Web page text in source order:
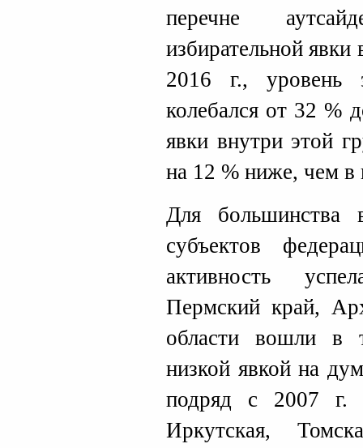
перечне
избирательной
2016 г., уровень
колебался от 32 %
явки внутри этой
на 12 % ниже, чем в
Для большинства
субъектов
активность
Пермский край,
области вошли в
низкой явкой на
подряд с 2007 г.
Иркутская,